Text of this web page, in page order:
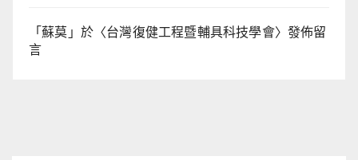
「蘇莫 」於〈台灣復健工程暨輔具科技學會〉發佈留
言